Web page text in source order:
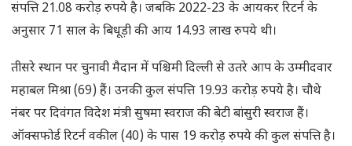
संपत्ति 21.08 करोड़ रुपये है। जबकि 2022-23 के आयकर रिटर्न के
अनुसार 71 साल के बिधूड़ी की आय 14.93 लाख रुपये थी।
तीसरे स्थान पर चुनावी मैदान में पश्चिमी दिल्ली से उतरे आप के उम्मीदवार
महाबल मिश्रा (69) हैं। उनकी कुल संपत्ति 19.93 करोड़ रुपये है। चौथे
नंबर पर दिवंगत विदेश मंत्री सुषमा स्वराज की बेटी बांसुरी स्वराज हैं।
ऑक्सफोर्ड रिटर्न वकील (40) के पास 19 करोड़ रुपये की कुल संपत्ति है।